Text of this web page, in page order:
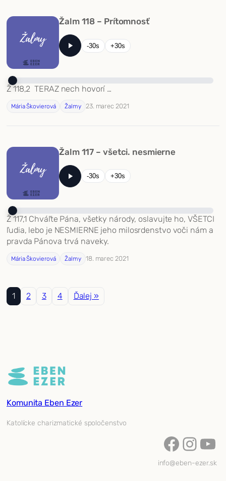
Žalm 118 – Prítomnosť
-30s +30s
Ž 118,2 TERAZ nech hovorí …
Mária Škovierová Žalmy 23. marec 2021
Žalm 117 – všetci. nesmierne
-30s +30s
Ž 117,1 Chváľte Pána, všetky národy, oslavujte ho, VŠETCI
ľudia, lebo je NESMIERNE jeho milosrdenstvo voči nám a
pravda Pánova trvá naveky.
Mária Škovierová Žalmy 18. marec 2021
1 2 3 4 Ďalej »
Komunita Eben Ezer
Katolícke charizmatické spoločenstvo
Facebook InstagramYouTube
info@eben-ezer.sk